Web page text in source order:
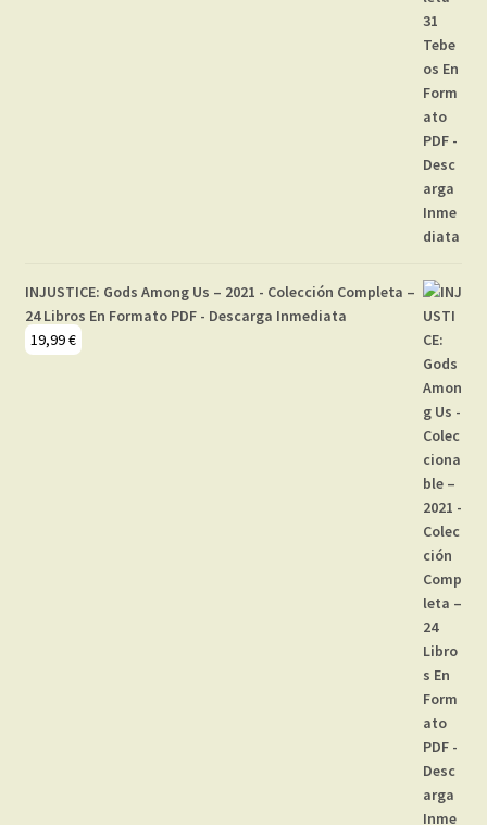
INJUSTICE: Gods Among Us – 2021 - Colección Completa –
24 Libros En Formato PDF - Descarga Inmediata
19,99€